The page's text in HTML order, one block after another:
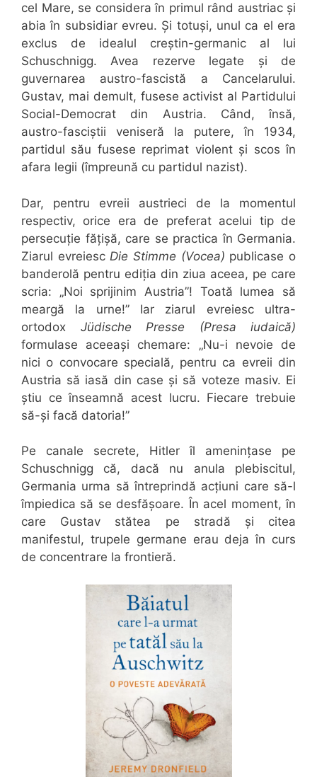
cel Mare, se considera în primul rând austriac și
abia în subsidiar evreu. Și totuși, unul ca el era
exclus de idealul creștin-germanic al lui
Schuschnigg. Avea rezerve legate și de
guvernarea austro-fascistă a Cancelarului.
Gustav, mai demult, fusese activist al Partidului
Social-Democrat din Austria. Când, însă,
austro-fasciștii veniseră la putere, în 1934,
partidul său fusese reprimat violent și scos în
afara legii (împreună cu partidul nazist).
Dar, pentru evreii austrieci de la momentul
respectiv, orice era de preferat acelui tip de
persecuție fățișă, care se practica în Germania.
Ziarul evreiesc Die Stimme (Vocea) publicase o
banderolă pentru ediția din ziua aceea, pe care
scria: „Noi sprijinim Austria”! Toată lumea să
meargă la urne!” Iar ziarul evreiesc ultra-
ortodox Jüdische Presse (Presa iudaică)
formulase aceeași chemare: „Nu-i nevoie de
nici o convocare specială, pentru ca evreii din
Austria să iasă din case și să voteze masiv. Ei
știu ce înseamnă acest lucru. Fiecare trebuie
să-și facă datoria!”
Pe canale secrete, Hitler îl amenințase pe
Schuschnigg că, dacă nu anula plebiscitul,
Germania urma să întreprindă acțiuni care să-l
împiedica să se desfășoare. În acel moment, în
care Gustav stătea pe stradă și citea
manifestul, trupele germane erau deja în curs
de concentrare la frontieră.